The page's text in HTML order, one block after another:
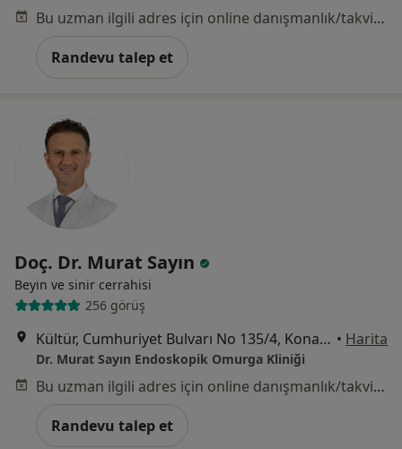
Bu uzman ilgili adres için online danışmanlık/takvim sunmuyor.
Randevu talep et
Doç. Dr. Murat Sayın
Beyin ve sinir cerrahisi
256 görüş
Kültür, Cumhuriyet Bulvarı No 135/4, Konak/İzmir, İzmir • Harita
Dr. Murat Sayın Endoskopik Omurga Kliniği
Bu uzman ilgili adres için online danışmanlık/takvim sunmuyor.
Randevu talep et